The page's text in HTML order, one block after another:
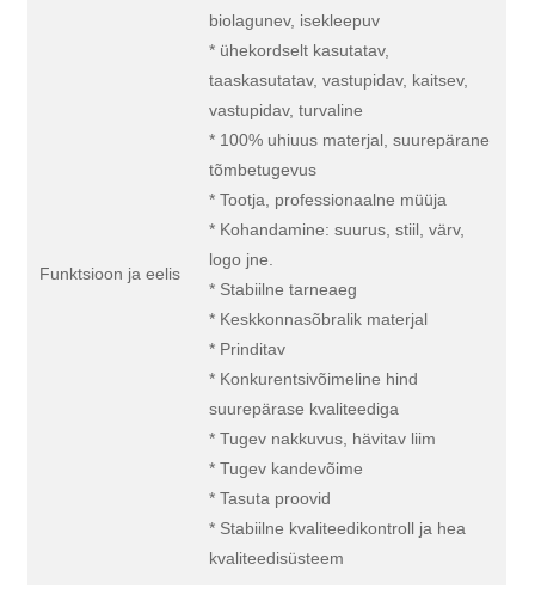
Funktsioon ja eelis
biolagunev, isekleepuv
* ühekordselt kasutatav,
taaskasutatav, vastupidav, kaitsev,
vastupidav, turvaline
* 100% uhiuus materjal, suurepärane
tõmbetugevus
* Tootja, professionaalne müüja
* Kohandamine: suurus, stiil, värv,
logo jne.
* Stabiilne tarneaeg
* Keskkonnasõbralik materjal
* Prinditav
* Konkurentsivõimeline hind
suurepärase kvaliteediga
* Tugev nakkuvus, hävitav liim
* Tugev kandevõime
* Tasuta proovid
* Stabiilne kvaliteedikontroll ja hea
kvaliteedisüsteem